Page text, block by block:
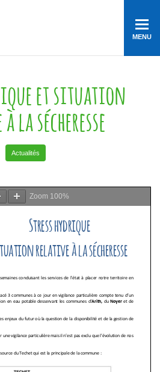
MENU
et situation
la sécheresse
Actualités
Zoom 100%